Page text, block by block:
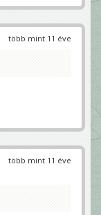
több mint 11 éve
több mint 11 éve